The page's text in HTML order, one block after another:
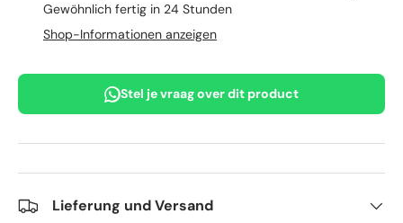
Gewöhnlich fertig in 24 Stunden
Shop-Informationen anzeigen
Stel je vraag over dit product
Lieferung und Versand